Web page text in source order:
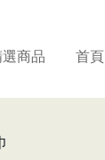
商品 首頁